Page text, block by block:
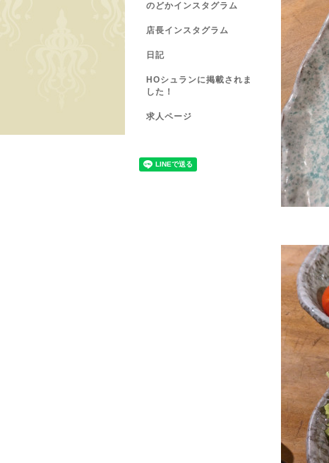
のどかインスタグラム
店長インスタグラム
日記
HOシュランに掲載されま
した！
求人ページ